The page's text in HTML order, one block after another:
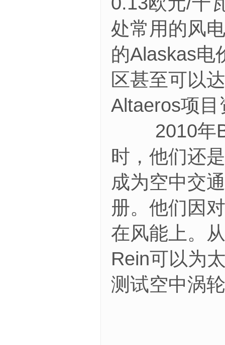
处常用的风
的Alaskas电
区甚至可以
Altaeros项
2010年
时，他们还
成为空中交
册。他们因
在风能上。
Rein可以为
测试空中涡